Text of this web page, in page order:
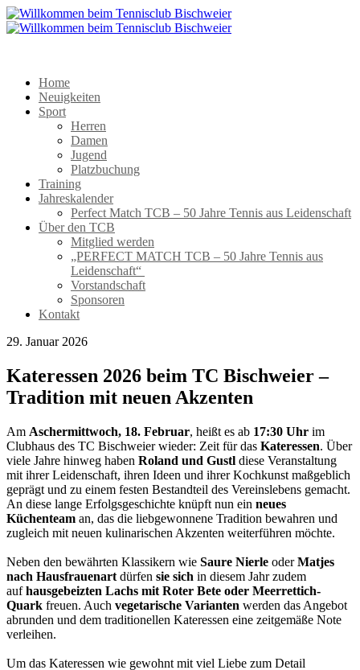
Home
Neuigkeiten
Sport
Herren
Damen
Jugend
Platzbuchung
Training
Jahreskalender
Perfect Match TCB – 50 Jahre Tennis aus Leidenschaft
Über den TCB
Mitglied werden
„PERFECT MATCH TCB – 50 Jahre Tennis aus
Leidenschaft“
Vorstandschaft
Sponsoren
Kontakt
29. Januar 2026
Kateressen 2026 beim TC Bischweier –
Tradition mit neuen Akzenten
Am Aschermittwoch, 18. Februar, heißt es ab 17:30 Uhr im
Clubhaus des TC Bischweier wieder: Zeit für das Kateressen. Über
viele Jahre hinweg haben Roland und Gustl diese Veranstaltung
mit ihrer Leidenschaft, ihren Ideen und ihrer Kochkunst maßgeblich
geprägt und zu einem festen Bestandteil des Vereinslebens gemacht.
An diese lange Erfolgsgeschichte knüpft nun ein neues
Küchenteam an, das die liebgewonnene Tradition bewahren und
zugleich mit neuen kulinarischen Akzenten weiterführen möchte.
Neben den bewährten Klassikern wie Saure Nierle oderMatjes
nach Hausfrauenart dürfen sie sich in diesem Jahr zudem
aufhausgebeizten Lachs mit Roter Bete oder Meerrettich-
Quark freuen. Auch vegetarische Varianten werden das Angebot
abrunden und dem traditionellen Kateressen eine zeitgemäße Note
verleihen.
Um das Kateressen wie gewohnt mit viel Liebe zum Detail